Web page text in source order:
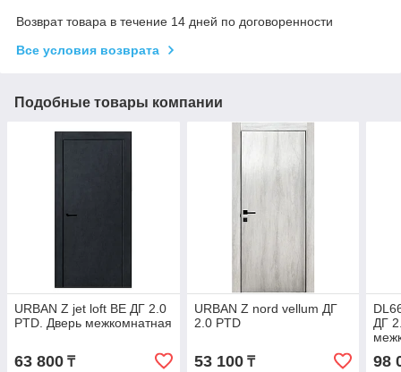
Возврат товара в течение 14 дней по договоренности
Все условия возврата
Подобные товары компании
URBAN Z jet loft ВЕ ДГ 2.0
PTD. Дверь межкомнатная
63 800 ₸
URBAN Z nord vellum ДГ
2.0 PTD
53 100₸
ДГ
98